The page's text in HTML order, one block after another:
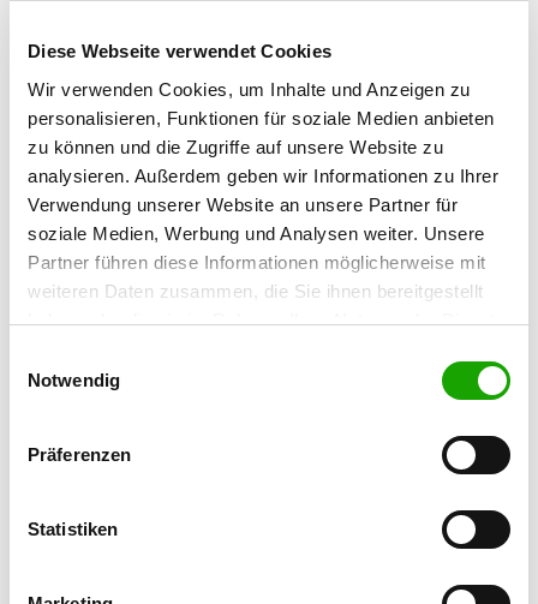
Diese Webseite verwendet Cookies
Wir verwenden Cookies, um Inhalte und Anzeigen zu
personalisieren, Funktionen für soziale Medien anbieten
zu können und die Zugriffe auf unsere Website zu
analysieren. Außerdem geben wir Informationen zu Ihrer
Verwendung unserer Website an unsere Partner für
soziale Medien, Werbung und Analysen weiter. Unsere
Partner führen diese Informationen möglicherweise mit
weiteren Daten zusammen, die Sie ihnen bereitgestellt
haben oder die sie im Rahmen Ihrer Nutzung der Dienste
Cookies, wenn Sie unsere Webseite weiterhin nutzen.
Notwendig
Präferenzen
Statistiken
Kontakt
No de téléphone:
02011099152
Handy:
01788736401
Email:
heinz.koehne@web.de
SV-DOxS:
Zuchtstätte auf SV-DOxS ansehen
Heinz Köhne
Am 10.11.2022 hat unser B-Wurf das Licht
der Welt erblickt.
agile Welpen nach "Matteo aus